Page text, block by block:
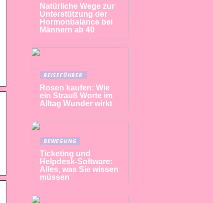
Natürliche Wege zur
Unterstützung der
Hormonbalance bei
Männern ab 40
REISEFÜHRER
Rosen kaufen: Wie
ein Strauß Worte im
Alltag Wunder wirkt
BEWEGUNG
Ticketing und
Helpdesk-Software:
Alles, was Sie wissen
müssen